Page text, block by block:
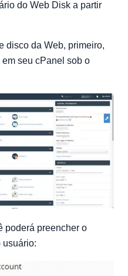
do Web Disk a partir
disco da Web, primeiro,
em seu cPanel sob o
poderá preencher o
usuário: